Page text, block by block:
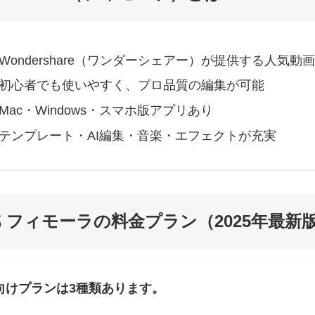
（ワンダーシェアー）が提供する人気動
心者でも使いやすく、プロ品質の編集が可能
・Windows・スマホ版アプリあり
ンプレート・AI編集・音楽・エフェクトが充実
フィモーラの料金プラン（2025年最新版
けプランは3種類あります。